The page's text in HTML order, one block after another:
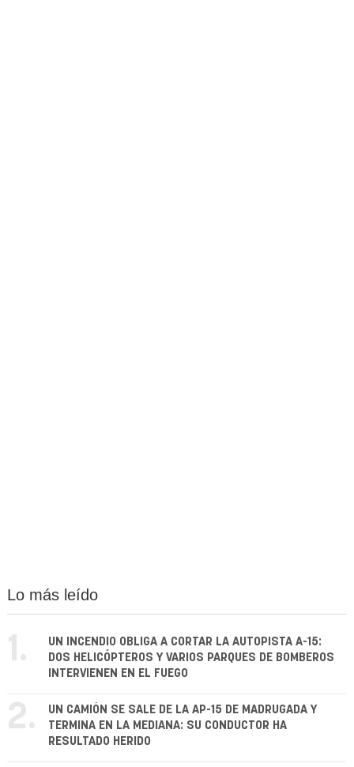
Lo más leído
1.
UN INCENDIO OBLIGA A CORTAR LA AUTOPISTA A-15:
DOS HELICÓPTEROS Y VARIOS PARQUES DE BOMBEROS
INTERVIENEN EN EL FUEGO
2.
UN CAMIÓN SE SALE DE LA AP-15 DE MADRUGADA Y
TERMINA EN LA MEDIANA: SU CONDUCTOR HA
RESULTADO HERIDO